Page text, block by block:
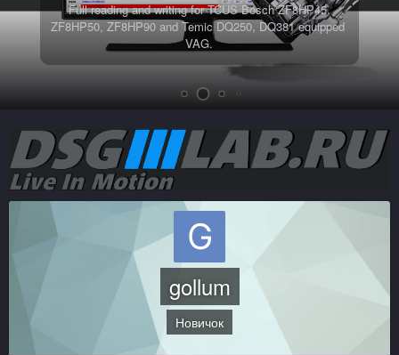
Full reading and writing for TCUS Bosch ZF8HP45,
ZF8HP50, ZF8HP90 and Temic DQ250, DQ381 equipped
VAG.
gollum
Новичок